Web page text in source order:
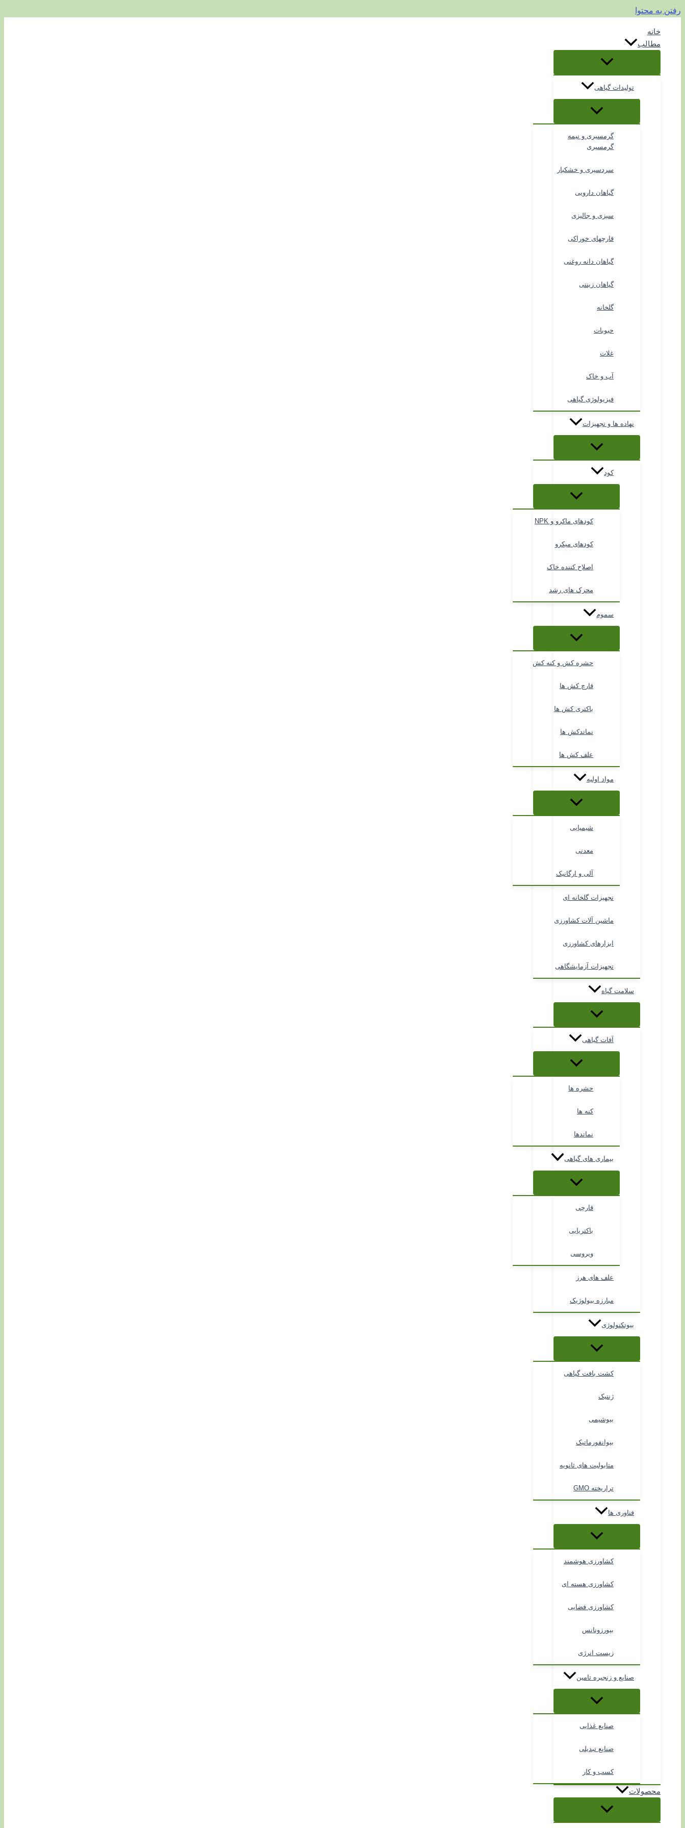
رفتن به محتوا
خانه
مطالب
تولیدات گیاهی
گرمسیری و نیمه
گرمسیری
سردسیری و خشکبار
گیاهان دارویی
سبزی و جالیزی
قارچهای خوراکی
گیاهان دانه روغنی
گیاهان زینتی
گلخانه
حبوبات
غلات
آب و خاک
فیزیولوژی گیاهی
نهاده ها و تجهیزات
کود
کودهای ماکرو و NPK
کودهای میکرو
اصلاح کننده خاک
محرک های رشد
سموم
حشره کش و کنه کش
قارچ کش ها
باکتری کش ها
نماتدکش ها
علف کش ها
مواد اولیه
شیمیایی
معدنی
آلی و ارگانیک
تجهیزات گلخانه ای
ماشین آلات کشاورزی
ابزارهای کشاورزی
تجهیزات آزمایشگاهی
سلامت گیاه
آفات گیاهی
حشره ها
کنه ها
نماتدها
بیماری های گیاهی
قارچی
باکتریایی
ویروسی
علف های هرز
مبارزه بیولوژیک
بیوتکنولوژی
کشت بافت گیاهی
ژنتیک
بیوشیمی
بیوانفورماتیک
متابولیت های ثانویه
تراریخته GMO
فناوری ها
کشاورزی هوشمند
کشاورزی هسته ای
کشاورزی فضایی
بیورزونانس
زیست انرژی
صنایع و زنجیره تامین
صنایع غذایی
صنایع تبدیلی
کسب و کار
محصولات